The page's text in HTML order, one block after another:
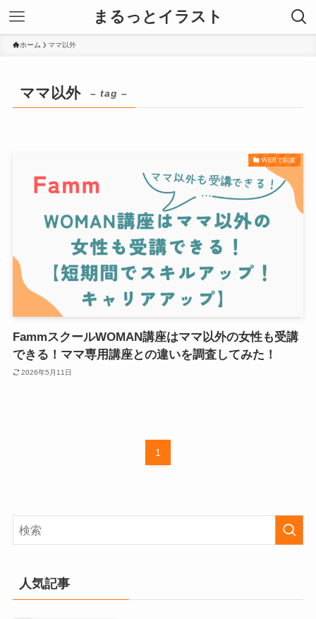
まるっとイラスト
ホーム ママ以外
ママ以外 – tag –
WEBで副業
FammスクールWOMAN講座はママ以外の女性も受講
できる！ママ専用講座との違いを調査してみた！
2026年5月11日
1
人気記事